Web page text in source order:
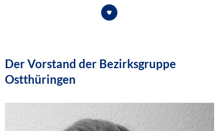
Der Vorstand der Bezirksgruppe
Ostthüringen